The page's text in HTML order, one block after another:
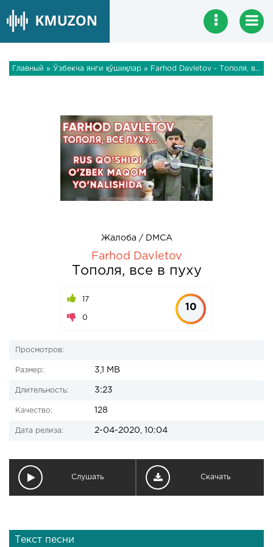
Главный » Ўзбекча янги қўшиқлар » Farhod Davletov - Тополя, все в пуху
Жалоба / DMCA
Farhod Davletov
Тополя, все в пуху
17
0
10
Просмотров:
Размер: 3,1 MB
Длительность: 3:23
Качество: 128
Дата релиза: 2-04-2020, 10:04
Слушать Скачать
Текст песни